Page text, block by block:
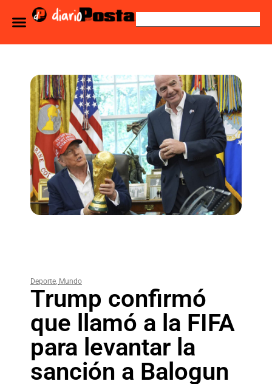
Deporte, Mundo
Trump confirmó
que llamó a la FIFA
para levantar la
sanción a Balogun